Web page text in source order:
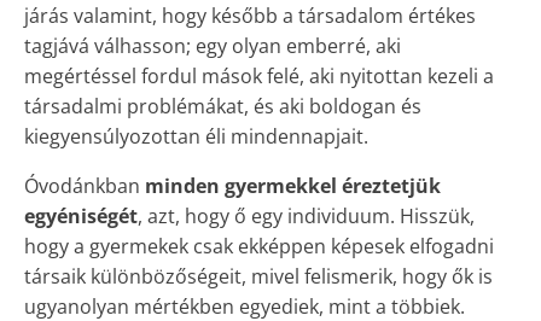
járás valamint, hogy később a társadalom értékes
tagjává válhasson; egy olyan emberré, aki
megértéssel fordul mások felé, aki nyitottan kezeli a
társadalmi problémákat, és aki boldogan és
kiegyensúlyozottan éli mindennapjait.
Óvodánkban minden gyermekkel éreztetjük
egyéniségét, azt, hogy ő egy individuum. Hisszük,
hogy a gyermekek csak ekképpen képesek elfogadni
társaik különbözőségeit, mivel felismerik, hogy ők is
ugyanolyan mértékben egyediek, mint a többiek.